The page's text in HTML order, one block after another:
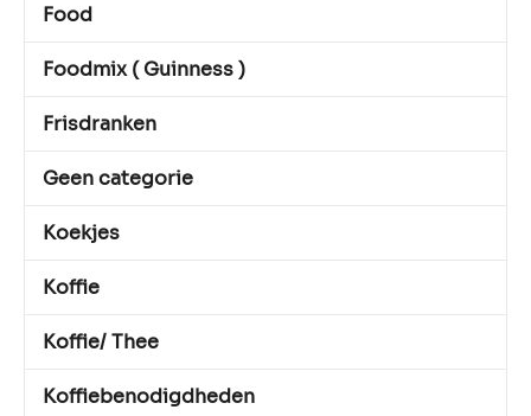
Food
Foodmix ( Guinness )
Frisdranken
Geen categorie
Koekjes
Koffie
Koffie/ Thee
Koffiebenodigdheden